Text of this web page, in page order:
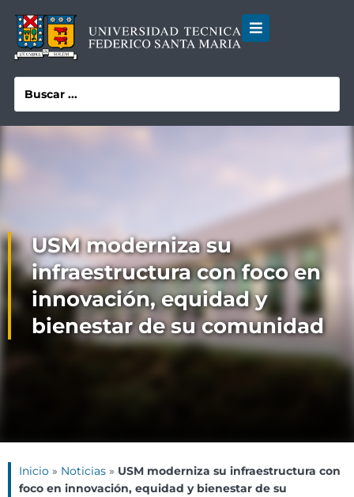
USM moderniza su
infraestructura con foco en
innovación, equidad y
bienestar de su comunidad
Inicio » Noticias » USM moderniza su infraestructura con
foco en innovación, equidad y bienestar de su